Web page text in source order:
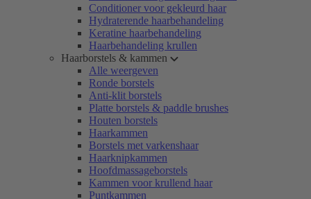
Conditioner voor gekleurd haar
Hydraterende haarbehandeling
Keratine haarbehandeling
Haarbehandeling krullen
Haarborstels & kammen
Alle weergeven
Ronde borstels
Anti-klit borstels
Platte borstels & paddle brushes
Houten borstels
Haarkammen
Borstels met varkenshaar
Haarknipkammen
Hoofdmassageborstels
Kammen voor krullend haar
Puntkammen